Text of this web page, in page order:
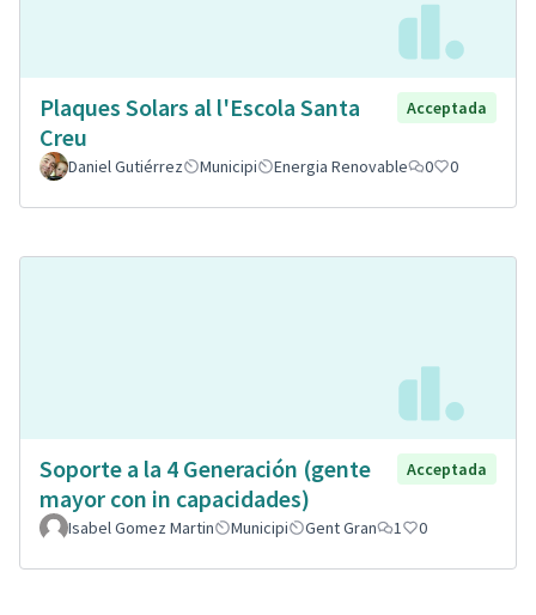
Plaques Solars al l'Escola Santa
Creu
Acceptada
Daniel Gutiérrez Municipi Energia Renovable 0 0
Soporte a la 4 Generación (gente
mayor con in capacidades)
Acceptada
Isabel Gomez Martin Municipi Gent Gran 1 0